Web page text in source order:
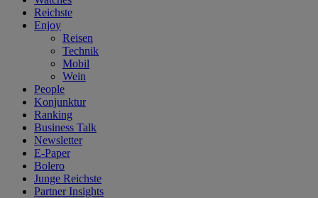
Reichste
Enjoy
Reisen
Technik
Mobil
Wein
People
Konjunktur
Ranking
Business Talk
Newsletter
E-Paper
Bolero
Junge Reichste
Partner Insights